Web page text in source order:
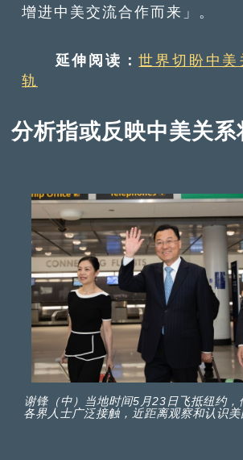
增进中美交流合作而来」。
延伸阅读：世界切盼中美
轨
分析指或反映中美关系
谢锋（中）当地时间5月23日飞抵纽约
各界人士广泛接触，近距离观察和认识美